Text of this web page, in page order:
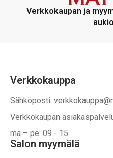
voidaan
Verkkokaupan ja
Verkkokauppa
Sähköposti:
Verkkokaupan
ma – pe: 09 - 15
Salon myymälä